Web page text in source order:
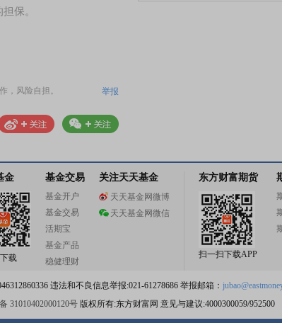
保。
，风险自担。 举报
金
载
基金交易
基金开户
基金交易
活期宝
基金产品
稳健理财
关注天天基金
天天基金网微博
天天基金网微信
东方财富期货
扫一扫下载APP
违法和不良信息举报:021-61278686 举报邮箱：
31010402000120号版权所有:东方财富网 意见与建议:4000300059/952500